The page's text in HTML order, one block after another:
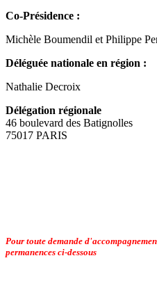
Co-Présidence :
Michèle Boumendil et Philippe
Déléguée nationale en région :
Nathalie Decroix
Délégation régionale
46 boulevard des Batignolles
75017 PARIS
Pour toute demande
permanences ci-dessous